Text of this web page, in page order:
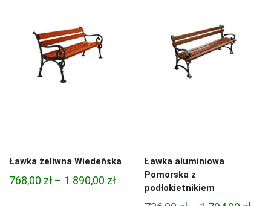
Ławka żeliwna Wiedeńska
768,00 zł – 1 890,00 złZakres
Ławka aluminiowa
Pomorska z
podłokietnikiem